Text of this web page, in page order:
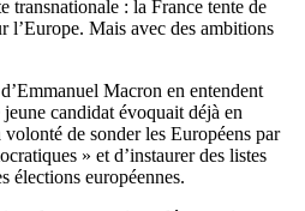
transnationale : la France tente de
l’Europe. Mais avec des ambitions
Macron en entendent
candidat évoquait déjà en
de sonder les Européens par
» et d’instaurer des listes
élections européennes.